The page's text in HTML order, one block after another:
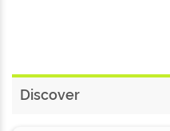
Discover